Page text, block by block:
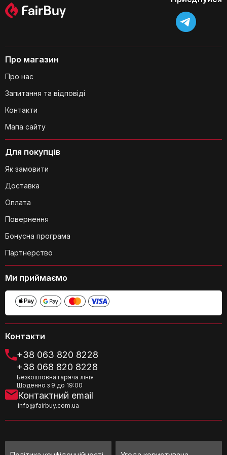
Чи підходить кошик для зберігання не
лише білизни?
Чи є кришка у кошику?
Який колір кошика?
Чи міцний кошик?
Контакти
+38 063 820 8228
+38 068 820 8228
Безкоштовна гаряча лінія
Щоденно з 9 до 19:00
Контактний email
info@fairbuy.com.ua
Для покупців
Як замовити
Доставка
Оплата
Повернення
Бонусна програма
Партнерство
Про магазин
Про нас
Запитання та відповіді
Контакти
Мапа сайту
Ми приймаємо